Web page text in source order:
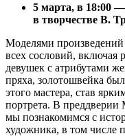
5 марта, в 18:00
в творчестве В.
Моделями
всех сословий, включая
девушек с атрибутами
пряха, золотошвейка
этого мастера, став
портрета. В
мы познакомимся с
художника, в том числе